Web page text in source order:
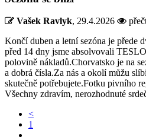
Vašek Ravlyk, 29.4.2026
Končí duben a letní sezóna je přede
před 14 dny jsme absolvovali
polovině nákladů.Chorvatsko je na
a dobrá čísla.Za nás a okolí můžu
skutečně potřebujete.Fotku pivního
Všechny zdravím, nerozhodnuté
<
1